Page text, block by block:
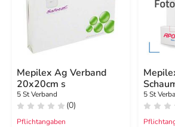
Mepilex Ag Verband
20x20cm s
5 St Verband
(0)
Pflichtangaben
5 St